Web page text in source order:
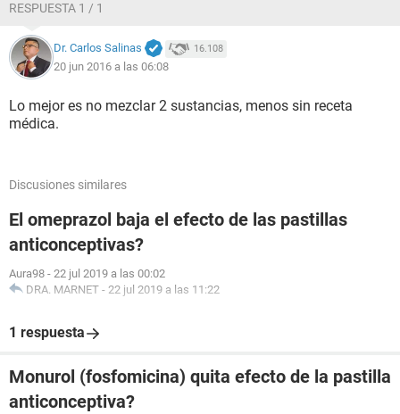
RESPUESTA 1 / 1
Dr. Carlos Salinas 16.108
20 jun 2016 a las 06:08
Lo mejor es no mezclar 2 sustancias, menos sin receta
médica.
Discusiones similares
El omeprazol baja el efecto de las pastillas
anticonceptivas?
Aura98 - 22 jul 2019 a las 00:02
DRA. MARNET - 22 jul 2019 a las 11:22
1 respuesta
Monurol (fosfomicina) quita efecto de la pastilla
anticonceptiva?